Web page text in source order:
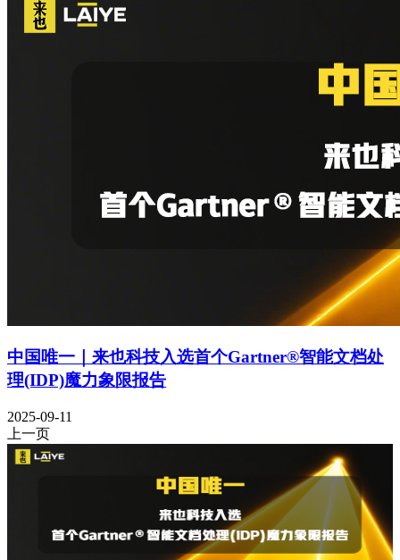
中国唯一｜来也科技入选首个Gartner®智能文档处
理(IDP)魔力象限报告
2025-09-11
上一页